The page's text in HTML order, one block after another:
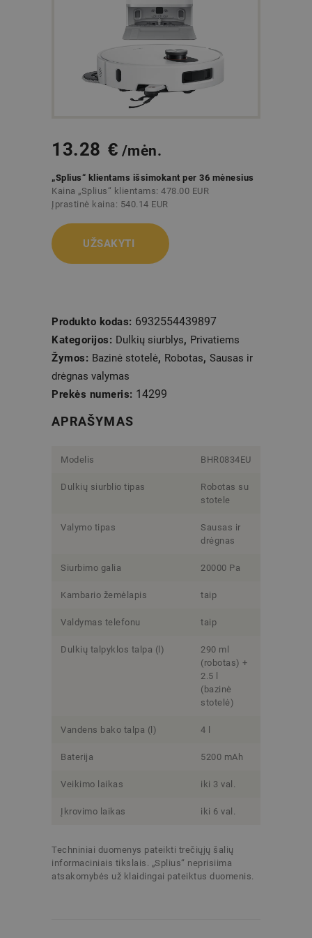
13.28 € /mėn.
„Splius“ klientams išsimokant per 36 mėnesius
Kaina „Splius“ klientams: 478.00 EUR
Įprastinė kaina: 540.14 EUR
UŽSAKYTI
Produkto kodas: 6932554439897
Kategorijos: Dulkių siurblys, Privatiems
Žymos: Bazinė stotelė, Robotas, Sausas ir
drėgnas valymas
Prekės numeris: 14299
APRAŠYMAS
Modelis BHR0834EU
Dulkių siurblio tipas
Robotas su
stotele
Valymo tipas
Sausas ir
drėgnas
Siurbimo galia 20000 Pa
Kambario žemėlapis taip
Valdymas telefonu taip
Dulkių talpyklos talpa (l)
290 ml
(robotas) +
2.5 l
(bazinė
stotelė)
Vandens bako talpa (l) 4 l
Baterija 5200 mAh
Veikimo laikas iki 3 val.
Įkrovimo laikas iki 6 val.
Techniniai duomenys pateikti trečiųjų šalių
informaciniais tikslais. „Splius“ neprisiima
atsakomybės už klaidingai pateiktus duomenis.